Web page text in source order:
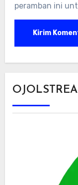
peramban ini